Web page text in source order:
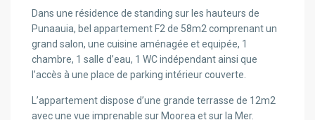
Dans une résidence de standing sur les hauteurs de
Punaauia, bel appartement F2 de 58m2 comprenant un
grand salon, une cuisine aménagée et equipée, 1
chambre, 1 salle d’eau, 1 WC indépendant ainsi que
l’accès à une place de parking intérieur couverte.
L’appartement dispose d’une grande terrasse de 12m2
avec une vue imprenable sur Moorea et sur la Mer.